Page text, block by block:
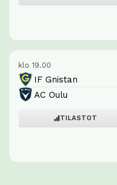
klo 19.00
IF Gnistan
AC Oulu
TILASTOT